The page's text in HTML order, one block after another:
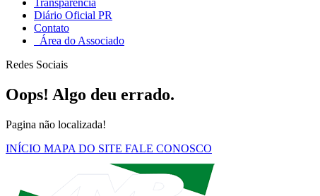
Transparência
Diário Oficial PR
Contato
Área do Associado
Redes Sociais
Oops! Algo deu errado.
Pagina não localizada!
INÍCIO MAPA DO SITE FALE CONOSCO